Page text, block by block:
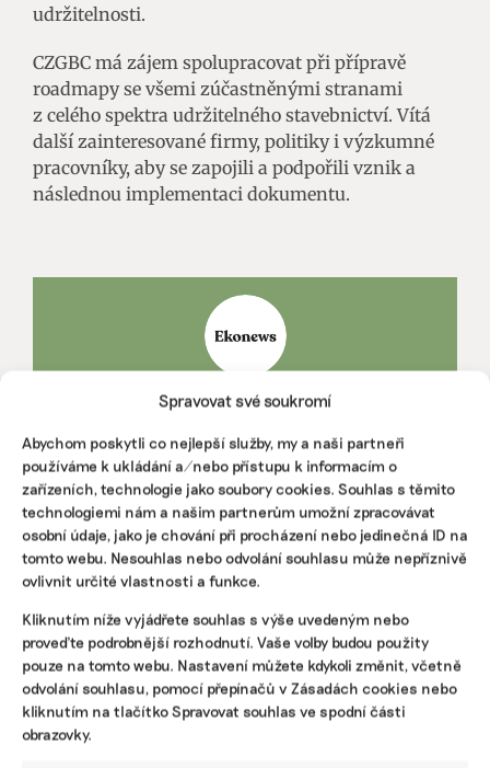
Spravovat své soukromí
Abychom poskytli co nejlepší služby, my a naši partneři
používáme k ukládání a/nebo přístupu k informacím o
zařízeních, technologie jako soubory cookies. Souhlas s těmito
technologiemi nám a našim partnerům umožní zpracovávat
osobní údaje, jako je chování při procházení nebo jedinečná ID na
tomto webu. Nesouhlas nebo odvolání souhlasu může nepříznivě
ovlivnit určité vlastnosti a funkce.
Kliknutím níže vyjádřete souhlas s výše uvedeným nebo
proveďte podrobnější rozhodnutí. Vaše volby budou použity
pouze na tomto webu. Nastavení můžete kdykoli změnit, včetně
odvolání souhlasu, pomocí přepínačů v Zásadách cookies nebo
kliknutím na tlačítko Spravovat souhlas ve spodní části
obrazovky.
udržitelnosti.
CZGBC má zájem spolupracovat při přípravě
roadmapy se všemi zúčastněnými stranami
z celého spektra udržitelného stavebnictví. Vítá
další zainteresované firmy, politiky i výzkumné
pracovníky, aby se zapojili a podpořili vznik a
následnou implementaci dokumentu.
Ekonews je web o udržitelnosti, který hledá v ekologických
tématech ekonomické souvislosti a mezi byznysmeny chuť
dělat věci ohleduplněji k životnímu prostředí.
Reklama